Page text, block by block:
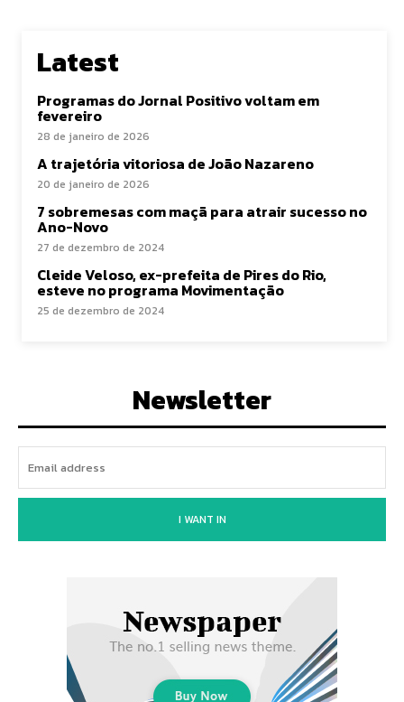
Latest
Programas do Jornal Positivo voltam em
fevereiro
28 de janeiro de 2026
A trajetória vitoriosa de João Nazareno
20 de janeiro de 2026
7 sobremesas com maçã para atrair sucesso no
Ano-Novo
27 de dezembro de 2024
Cleide Veloso, ex-prefeita de Pires do Rio,
esteve no programa Movimentação
25 de dezembro de 2024
Newsletter
I WANT IN